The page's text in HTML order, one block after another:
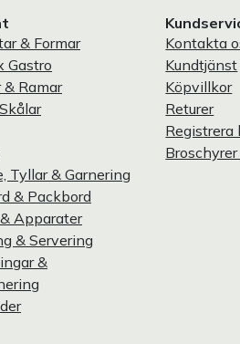
& Formar
Gastro
Ramar
Tyllar & Garnering
& Packbord
Apparater
& Servering
&
Kontakta
Kundtjänst
Köpvillkor
Returer
Registrera